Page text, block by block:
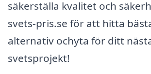
säkerställa kvalitet och
svets-pris.se för att hitta
alternativ ochyta för ditt
svetsprojekt!